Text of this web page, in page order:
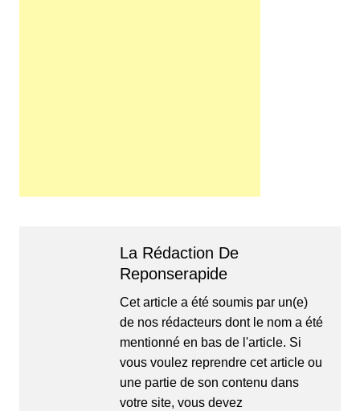
La Rédaction De
Reponserapide
Cet article a été soumis par un(e)
de nos rédacteurs dont le nom a été
mentionné en bas de l'article. Si
vous voulez reprendre cet article ou
une partie de son contenu dans
votre site, vous devez